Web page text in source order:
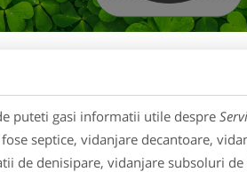
puteti gasi informatii utile despre
septice, vidanjare decantoare,
de denisipare, vidanjare subsoluri de